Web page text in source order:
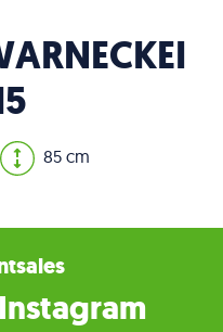
85 cm